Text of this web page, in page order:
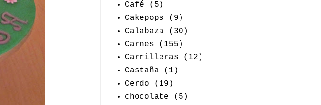
Café
(5)
Cakepops
(9)
Calabaza
(30)
Carnes
(155)
Carrilleras
(12)
Castaña
(1)
Cerdo
(19)
chocolate
(5)